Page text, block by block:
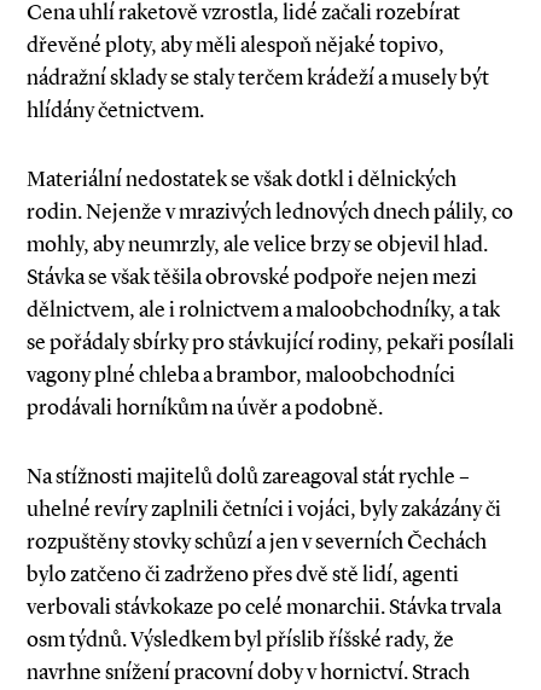
Cena uhlí raketově vzrostla, lidé začali rozebírat
dřevěné ploty, aby měli alespoň nějaké topivo,
nádražní sklady se staly terčem krádeží a musely být
hlídány četnictvem.
Materiální nedostatek se však dotkl i dělnických
rodin. Nejenže v mrazivých lednových dnech pálily, co
mohly, aby neumrzly, ale velice brzy se objevil hlad.
Stávka se však těšila obrovské podpoře nejen mezi
dělnictvem, ale i rolnictvem a maloobchodníky, a tak
se pořádaly sbírky pro stávkující rodiny, pekaři posílali
vagony plné chleba a brambor, maloobchodníci
prodávali horníkům na úvěr a podobně.
Na stížnosti majitelů dolů zareagoval stát rychle –
uhelné revíry zaplnili četníci i vojáci, byly zakázány či
rozpuštěny stovky schůzí a jen v severních Čechách
bylo zatčeno či zadrženo přes dvě stě lidí, agenti
verbovali stávkokaze po celé monarchii. Stávka trvala
osm týdnů. Výsledkem byl příslib říšské rady, že
navrhne snížení pracovní doby v hornictví. Strach